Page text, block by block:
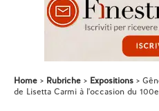
Home Rubriche Expositions
de Lisetta Carmi à l'occasion du